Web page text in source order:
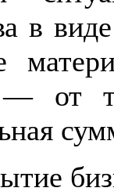
в
— от